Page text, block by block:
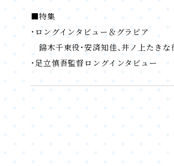
■特集
・ロングインタビュー＆グラビア
錦木千束役・安済知佳、井ノ上たきな
・足立慎吾監督ロングインタビュー